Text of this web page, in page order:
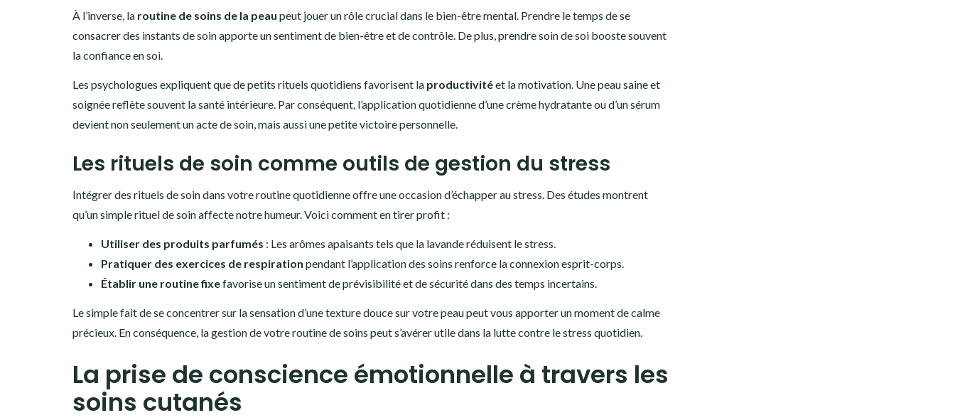
À l’inverse, la routine de soins de la peau peut jouer un rôle crucial dans le bien-être mental. Prendre le temps de se
consacrer des instants de soin apporte un sentiment de bien-être et de contrôle. De plus, prendre soin de soi booste souvent
la confiance en soi.
Les psychologues expliquent que de petits rituels quotidiens favorisent la productivitéet la motivation. Une peau saine et
soignée reflète souvent la santé intérieure. Par conséquent, l’application quotidienne d’une crème hydratante ou d’un sérum
devient non seulement un acte de soin, mais aussi une petite victoire personnelle.
Les rituels de soin comme outils de gestion du stress
Intégrer des rituels de soin dans votre routine quotidienne offre une occasion d’échapper au stress. Des études montrent
qu’un simple rituel de soin affecte notre humeur. Voici comment en tirer profit :
Utiliser des produits parfumés : Les arômes apaisants tels que la lavande réduisent le stress.
Pratiquer des exercices de respiration pendant l’application des soins renforce la connexion esprit-corps.
Établir une routine fixefavorise un sentiment de prévisibilité et de sécurité dans des temps incertains.
Le simple fait de se concentrer sur la sensation d’une texture douce sur votre peau peut vous apporter un moment de calme
précieux. En conséquence, la gestion de votre routine de soins peut s’avérer utile dans la lutte contre le stress quotidien.
La prise de conscience émotionnelle à travers les
soins cutanés